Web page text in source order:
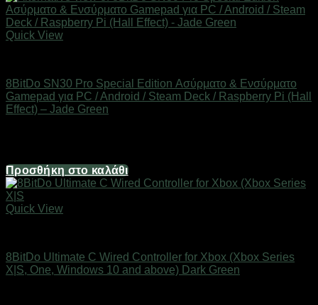
Quick View
8BitDo SN30 Pro Special Edition Ασύρματο & Ενσύρματο
Gamepad για PC / Android / Steam Deck / Raspberry Pi (Hall
Effect) – Jade Green
Προσθήκη στο καλάθι
Quick View
8BitDo Ultimate C Wired Controller for Xbox (Xbox Series
X|S, One, Windows 10 and above) Dark Green